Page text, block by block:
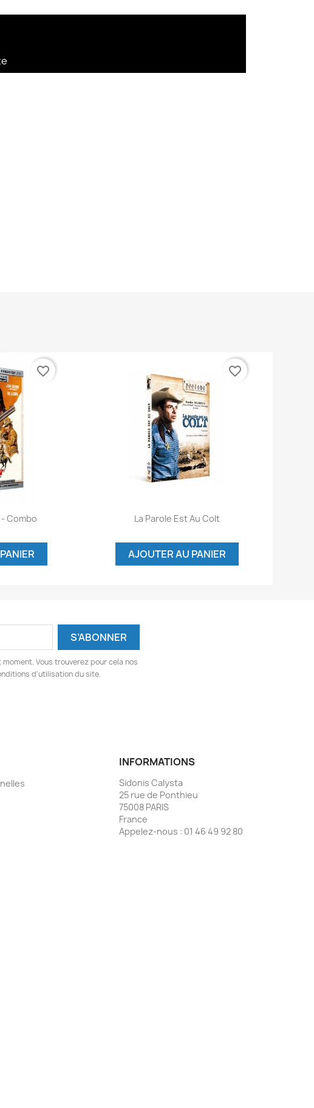
Combo
favorite_border
Aperçu rapide
La Parole Est Au Colt
AJOUTER AU PANIER
favorite_border
Vous trouverez pour cela nos
d'utilisation du site.
INFORMATIONS
Sidonis Calysta
25 rue de Ponthieu
75008 PARIS
France
Appelez-nous : 01 46 49 92 80